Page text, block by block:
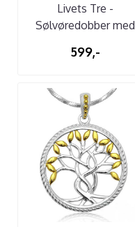
Livets Tre -
Sølvøredobber med
599,-